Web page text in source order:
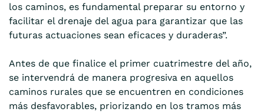
los caminos, es fundamental preparar su entorno y
facilitar el drenaje del agua para garantizar que las
futuras actuaciones sean eficaces y duraderas”.
Antes de que finalice el primer cuatrimestre del año,
se intervendrá de manera progresiva en aquellos
caminos rurales que se encuentren en condiciones
más desfavorables, priorizando en los tramos más